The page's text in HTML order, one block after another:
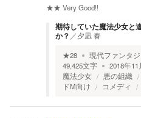
★★ Very Good!!
期待していた魔法少女と
か？ ／夕凪 春
★28 現代ファンタ
49,425文字 2018年11
魔法少女
悪の組織
ドM向け
コメディ